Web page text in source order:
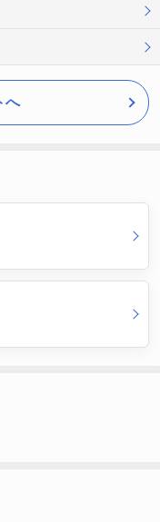
へ